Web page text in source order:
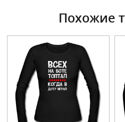
Похожие